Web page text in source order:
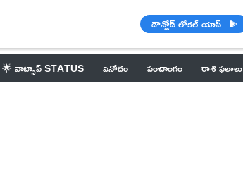
డౌన్లోడ్ లోకల్ యాప్
🌟 వాట్సాప్ STATUS వినోదం పంచాంగం రాశి ఫలాలు